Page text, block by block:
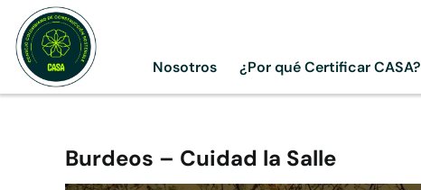
content
Nosotros ¿Por qué Certificar CASA?
Burdeos – Cuidad la Salle